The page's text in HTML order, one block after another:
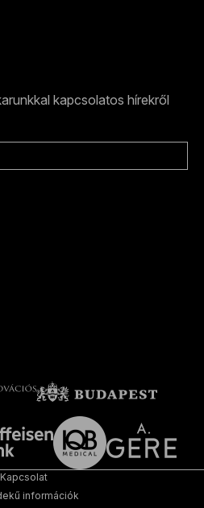
kapcsolatos hírekről
Kapcsolat
információk